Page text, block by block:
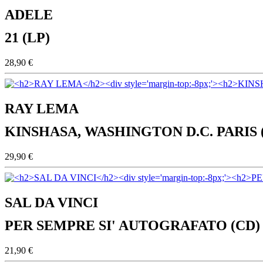
ADELE
21 (LP)
28,90 €
RAY LEMA
KINSHASA, WASHINGTON D.C. PARIS
29,90 €
SAL DA VINCI
PER SEMPRE SI' AUTOGRAFATO (CD)
21,90 €